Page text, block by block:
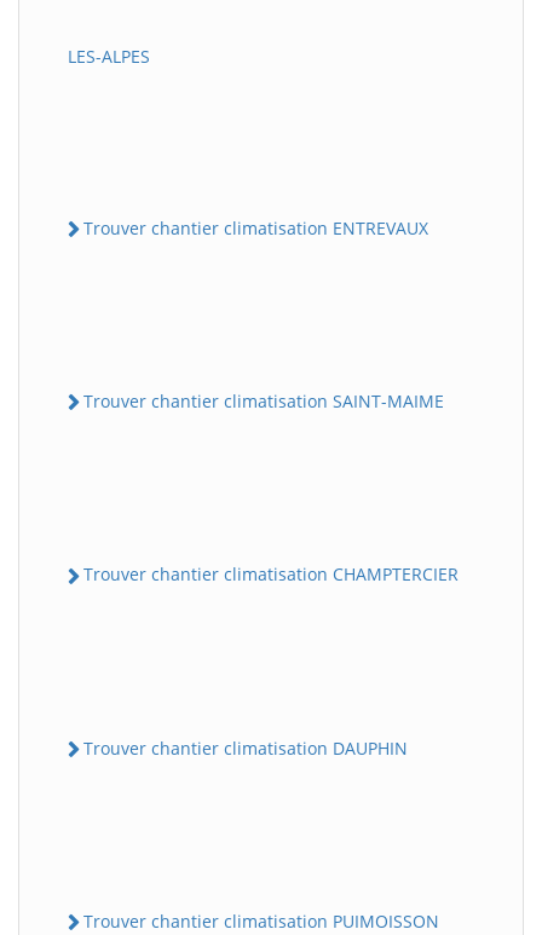
LES-ALPES
Trouver chantier climatisation ENTREVAUX
Trouver chantier climatisation SAINT-MAIME
Trouver chantier climatisation CHAMPTERCIER
Trouver chantier climatisation DAUPHIN
Trouver chantier climatisation PUIMOISSON